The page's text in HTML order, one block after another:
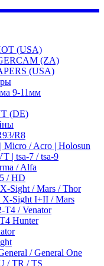
(USA)
(ZA)
(USA)
9-11мм
(DE)
R8
Micro / Acro | Holosun
| tsa-7 / tsa-9
/ Alfa
/ HD
Sight / Mars / Thor
Sight I+II / Mars
T4 / Venator
Hunter
/ General One
/ TR / TS